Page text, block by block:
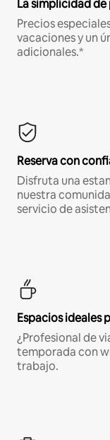
La simplicidad
Precios
vacaciones y un
adicionales.*
Reserva con
Disfruta una
nuestra
servicio de
Espacios ideales
¿Profesional de
temporada con
trabajo.